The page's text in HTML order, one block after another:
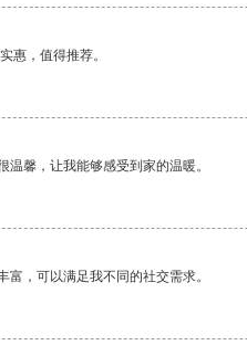
惠，值得推荐。
温馨，让我能够感受到家的温暖。
富，可以满足我不同的社交需求。